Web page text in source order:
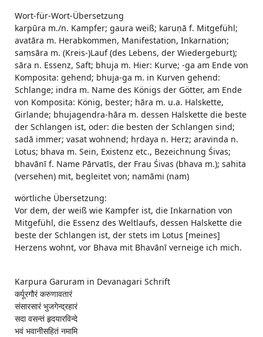
Wort-für-Wort-Übersetzung
karpūra m./n. Kampfer; gaura weiß; karuṇā f. Mitgefühl;
avatāra m. Herabkommen, Manifestation, Inkarnation;
saṃsāra m. (Kreis-)Lauf (des Lebens, der Wiedergeburt);
sāra n. Essenz, Saft; bhuja m. Hier: Kurve; -ga am Ende von
Komposita: gehend; bhuja-ga m. in Kurven gehend:
Schlange; indra m. Name des Königs der Götter, am Ende
von Komposita: König, bester; hāra m. u.a. Halskette,
Girlande; bhujagendra-hāra m. dessen Halskette die beste
der Schlangen ist, oder: die besten der Schlangen sind;
sadā immer; vasat wohnend; hṛdaya n. Herz; aravinda n.
Lotus; bhava m. Sein, Existenz etc., Bezeichnung Śivas;
bhavānī f. Name Pārvatīs, der Frau Śivas (bhava m.); sahita
(versehen) mit, begleitet von; namāmi (nam)
wörtliche Übersetzung:
Vor dem, der weiß wie Kampfer ist, die Inkarnation von
Mitgefühl, die Essenz des Weltlaufs, dessen Halskette die
beste der Schlangen ist, der stets im Lotus [meines]
Herzens wohnt, vor Bhava mit Bhavānī verneige ich mich.
Karpura Garuram in Devanagari Schrift
कर्पूरगौरं करुणावतारं
संसारसारं भुजगेन्द्रहारं
सदा वसन्तं हृदयारविन्दे
भवं भवानीसहितं नमामि